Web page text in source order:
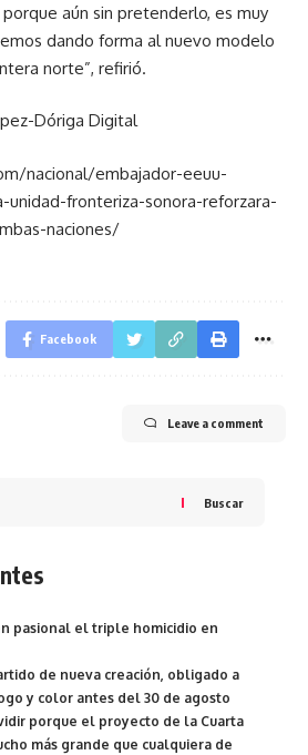
aún sin pretenderlo, es muy
dando forma al nuevo modelo
norte”, refirió.
Dóriga Digital
nacional/embajador-eeuu-
unidad-fronteriza-sonora-reforzara-
naciones/
Facebook
Leave a comment
Buscar
pasional el triple homicidio en
de nueva creación, obligado a
y color antes del 30 de agosto
porque el proyecto de la Cuarta
más grande que cualquiera de